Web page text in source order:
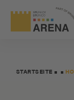
STARTSEITE